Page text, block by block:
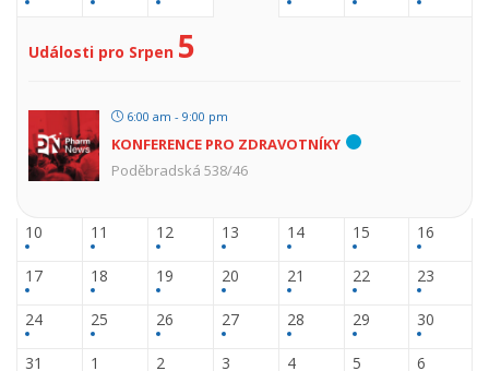
Události pro Srpen 5
6:00 am - 9:00 pm
KONFERENCE PRO ZDRAVOTNÍKY
Poděbradská 538/46
10 11 12 13 14 15 16
17 18 19 20 21 22 23
24 25 26 27 28 29 30
31 1 2 3 4 5 6